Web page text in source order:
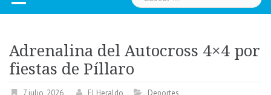
Adrenalina del Autocross 4×4 por
fiestas de Píllaro
7 julio, 2026 El Heraldo Deportes